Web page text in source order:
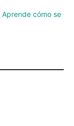
Aprende cómo se